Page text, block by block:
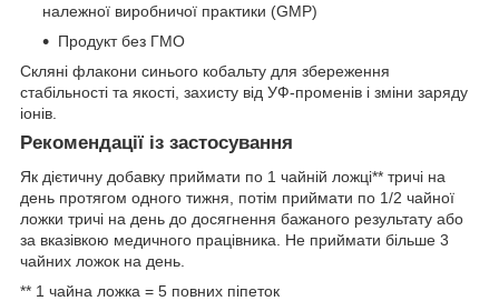
належної виробничої практики (GMP)
Продукт без ГМО
Скляні флакони синього кобальту для збереження
стабільності та якості, захисту від УФ-променів і зміни заряду
іонів.
Рекомендації із застосування
Як дієтичну добавку приймати по 1 чайній ложці** тричі на
день протягом одного тижня, потім приймати по 1/2 чайної
ложки тричі на день до досягнення бажаного результату або
за вказівкою медичного працівника. Не приймати більше 3
чайних ложок на день.
** 1 чайна ложка = 5 повних піпеток